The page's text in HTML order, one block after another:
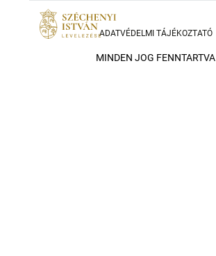
MINDEN JOG FENNTARTVA
ADATVÉDELMI TÁJÉKOZTATÓ